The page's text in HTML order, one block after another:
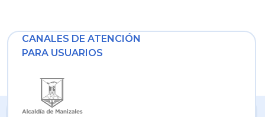
CANALES DE ATENCIÓN
PARA USUARIOS